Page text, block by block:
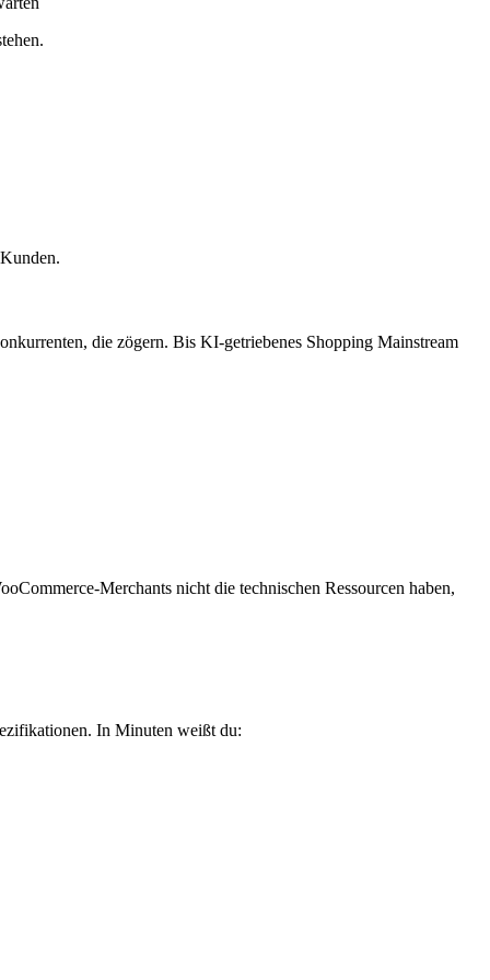
die zögern. Bis KI-getriebenes Shopping Mainstream
Merchants nicht die technischen Ressourcen haben,
In Minuten weißt du: